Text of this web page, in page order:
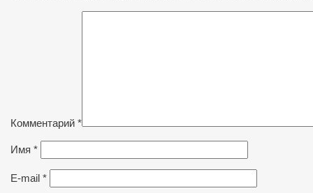
Комментарий *
Имя *
E-mail *